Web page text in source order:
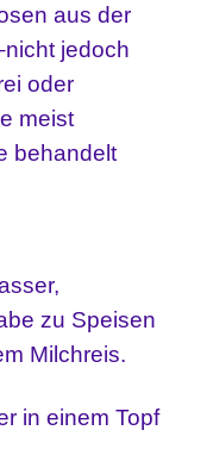
aus der
jedoch
oder
meist
behandelt
zu Speisen
Milchreis.
in einem Topf